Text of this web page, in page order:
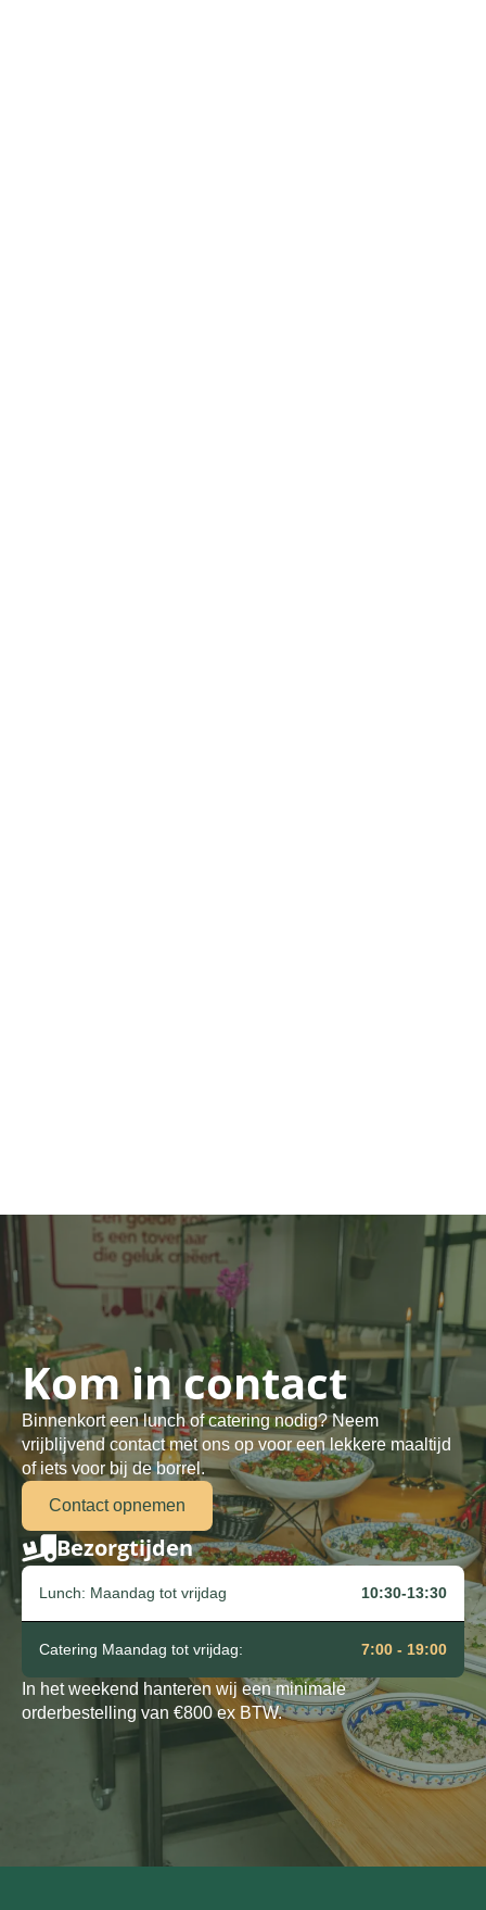
Bezorgtijden
Lunch: Maandag tot vrijdag 10:30-13:30
Catering Maandag tot vrijdag: 7:00 - 19:00
In het weekend hanteren wij een minimale
orderbestelling van €800 ex BTW.
Kom in contact
Binnenkort een lunch of catering nodig? Neem
vrijblijvend contact met ons op voor een lekkere maaltijd
of iets voor bij de borrel.
Contact opnemen